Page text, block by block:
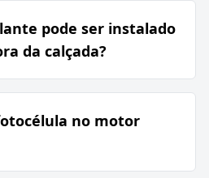
pode ser instalado
da calçada?
no motor